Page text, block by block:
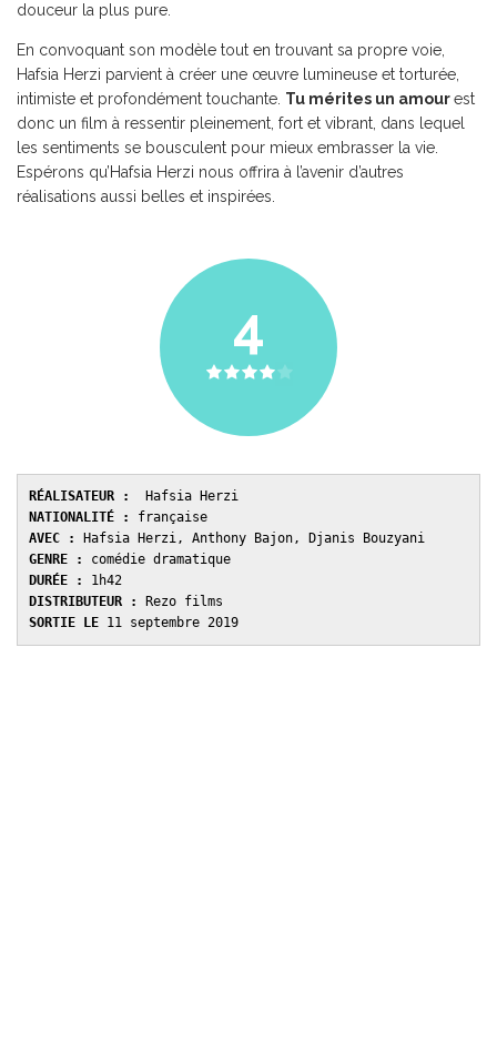
douceur la plus pure.
En convoquant son modèle tout en trouvant sa propre voie,
Hafsia Herzi parvient à créer une œuvre lumineuse et torturée,
intimiste et profondément touchante. Tu mérites un amourest
donc un film à ressentir pleinement, fort et vibrant, dans lequel
les sentiments se bousculent pour mieux embrasser la vie.
Espérons qu’Hafsia Herzi nous offrira à l’avenir d’autres
réalisations aussi belles et inspirées.
4
RÉALISATEUR :
NATIONALITÉ :
AVEC :
GENRE :
DURÉE :
DISTRIBUTEUR :
SORTIE LE 11 septembre 2019